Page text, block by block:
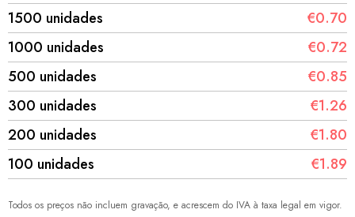
1500 unidades
€0.70
1000 unidades
€0.72
500 unidades
€0.85
300 unidades
€1.26
200 unidades
€1.80
100 unidades
€1.89
Todos os preços não incluem gravação, e acrescem do IVA à taxa legal em vigor.